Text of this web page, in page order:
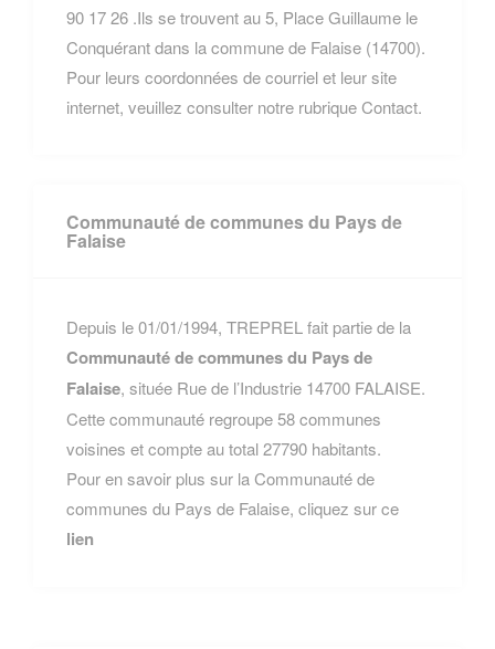
90 17 26 .Ils se trouvent au 5, Place Guillaume le
Conquérant dans la commune de Falaise (14700).
Pour leurs coordonnées de courriel et leur site
internet, veuillez consulter notre rubrique Contact.
Communauté de communes du Pays de
Falaise
Depuis le 01/01/1994, TREPREL fait partie de la
Communauté de communes du Pays de
Falaise, située Rue de l’Industrie 14700 FALAISE.
Cette communauté regroupe 58 communes
voisines et compte au total 27790 habitants.
Pour en savoir plus sur la Communauté de
communes du Pays de Falaise, cliquez sur ce
lien